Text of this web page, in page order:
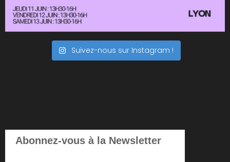
Suivez-nous sur Instagram !
Abonnez-vous à la Newsletter